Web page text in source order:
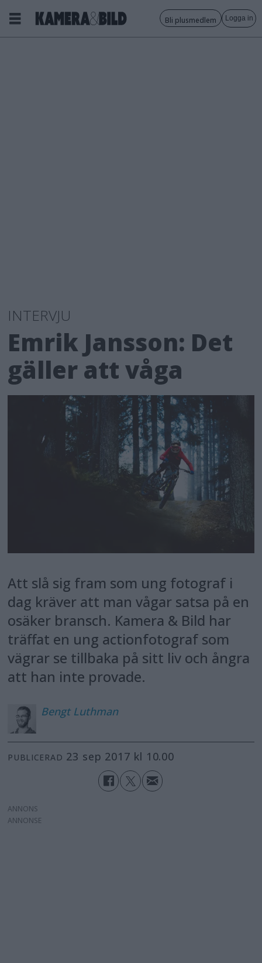
Bli plusmedlem Logga in
INTERVJU
Emrik Jansson: Det
gäller att våga
Att slå sig fram som ung fotograf i
dag kräver att man vågar satsa på en
osäker bransch. Kamera & Bild har
träffat en ung actionfotograf som
vägrar se tillbaka på sitt liv och ångra
att han inte provade.
Bengt Luthman
PUBLICERAD 23 sep 2017 kl 10.00
ANNONS